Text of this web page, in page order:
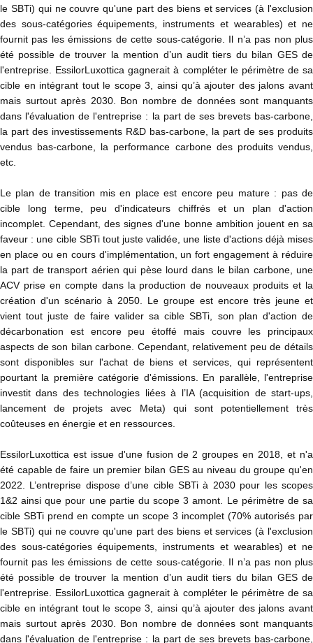
le SBTi) qui ne couvre qu'une part des biens et services (à l'exclusion
des sous-catégories équipements, instruments et wearables) et ne
fournit pas les émissions de cette sous-catégorie. Il n’a pas non plus
été possible de trouver la mention d’un audit tiers du bilan GES de
l'entreprise. EssilorLuxottica gagnerait à compléter le périmètre de sa
cible en intégrant tout le scope 3, ainsi qu’à ajouter des jalons avant
mais surtout après 2030. Bon nombre de données sont manquants
dans l'évaluation de l'entreprise : la part de ses brevets bas-carbone,
la part des investissements R&D bas-carbone, la part de ses produits
vendus bas-carbone, la performance carbone des produits vendus,
etc.
Le plan de transition mis en place est encore peu mature : pas de
cible long terme, peu d'indicateurs chiffrés et un plan d'action
incomplet. Cependant, des signes d'une bonne ambition jouent en sa
faveur : une cible SBTi tout juste validée, une liste d'actions déjà mises
en place ou en cours d'implémentation, un fort engagement à réduire
la part de transport aérien qui pèse lourd dans le bilan carbone, une
ACV prise en compte dans la production de nouveaux produits et la
création d'un scénario à 2050. Le groupe est encore très jeune et
vient tout juste de faire valider sa cible SBTi, son plan d'action de
décarbonation est encore peu étoffé mais couvre les principaux
aspects de son bilan carbone. Cependant, relativement peu de détails
sont disponibles sur l'achat de biens et services, qui représentent
pourtant la première catégorie d'émissions. En parallèle, l'entreprise
investit dans des technologies liées à l’IA (acquisition de start-ups,
lancement de projets avec Meta) qui sont potentiellement très
coûteuses en énergie et en ressources.
EssilorLuxottica est issue d'une fusion de 2 groupes en 2018, et n'a
été capable de faire un premier bilan GES au niveau du groupe qu'en
2022. L’entreprise dispose d’une cible SBTi à 2030 pour les scopes
1&2 ainsi que pour une partie du scope 3 amont. Le périmètre de sa
cible SBTi prend en compte un scope 3 incomplet (70% autorisés par
le SBTi) qui ne couvre qu'une part des biens et services (à l'exclusion
des sous-catégories équipements, instruments et wearables) et ne
fournit pas les émissions de cette sous-catégorie. Il n’a pas non plus
été possible de trouver la mention d’un audit tiers du bilan GES de
l'entreprise. EssilorLuxottica gagnerait à compléter le périmètre de sa
cible en intégrant tout le scope 3, ainsi qu’à ajouter des jalons avant
mais surtout après 2030. Bon nombre de données sont manquants
dans l'évaluation de l'entreprise : la part de ses brevets bas-carbone,